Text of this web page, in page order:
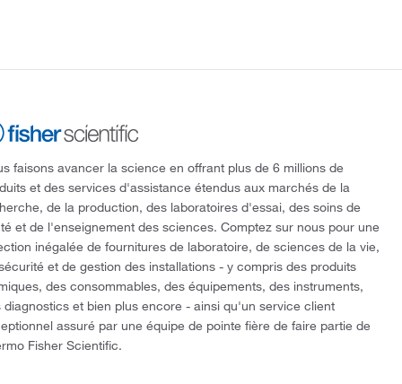
faisons avancer la science en offrant plus de 6 millions de
et des services d'assistance étendus aux marchés de la
de la production, des laboratoires d'essai, des soins de
et de l'enseignement des sciences. Comptez sur nous pour une
inégalée de fournitures de laboratoire, de sciences de la vie,
et de gestion des installations - y compris des produits
des consommables, des équipements, des instruments,
diagnostics et bien plus encore - ainsi qu'un service client
assuré par une équipe de pointe fière de faire partie de
Fisher Scientific.